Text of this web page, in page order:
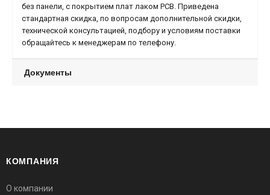
без панели, с покрытием плат лаком PCB. Приведена
стандартная скидка, по вопросам дополнительной скидки,
технической консультацией, подбору и условиям поставки
обращайтесь к менеджерам по телефону.
Документы
КОМПАНИЯ
О компании